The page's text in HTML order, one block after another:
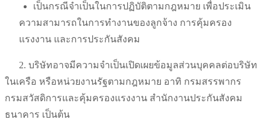
เป็นกรณีจำเป็นในการปฏิบัติตามกฎหมาย เพื่อประเมิน
ความสามารถในการทำงานของลูกจ้าง การคุ้มครอง
แรงงาน และการประกันสังคม
2. บริษัทอาจมีความจำเป็นเปิดเผยข้อมูลส่วนบุคคลต่อบริษัท
ในเครือ หรือหน่วยงานรัฐตามกฎหมาย อาทิ กรมสรรพากร
กรมสวัสดิการและคุ้มครองแรงงาน สำนักงานประกันสังคม
ธนาคาร เป็นต้น